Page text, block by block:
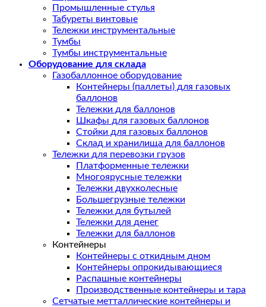
Промышленные стулья
Табуреты винтовые
Тележки инструментальные
Тумбы
Тумбы инструментальные
Оборудование для склада
Газобаллонное оборудование
Контейнеры (паллеты) для газовых
баллонов
Тележки для баллонов
Шкафы для газовых баллонов
Стойки для газовых баллонов
Склад и хранилища для баллонов
Тележки для перевозки грузов
Платформенные тележки
Многоярусные тележки
Тележки двухколесные
Большегрузные тележки
Тележки для бутылей
Тележки для денег
Тележки для баллонов
Контейнеры
Контейнеры с откидным дном
Контейнеры опрокидывающиеся
Распашные контейнеры
Производственные контейнеры и тара
Сетчатые метталлические контейнеры и